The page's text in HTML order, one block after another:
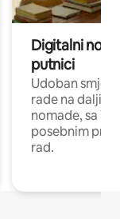
Digitalni
putnici
Udoban
rade na
nomade, sa
posebnim
rad.